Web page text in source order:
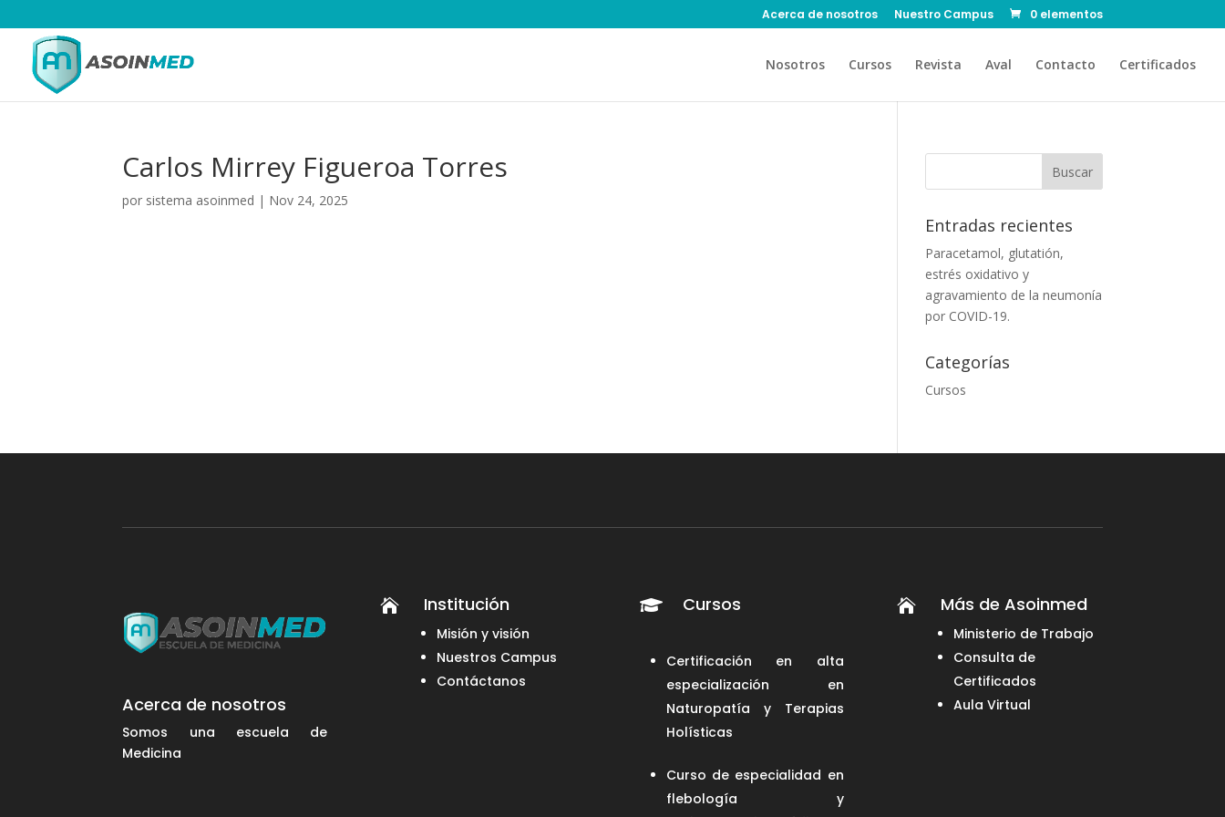
Acerca de nosotros Nuestro Campus 0 elementos
Nosotros Cursos Revista Aval Contacto Certificados
Carlos Mirrey Figueroa Torres
por sistema asoinmed | Nov 24, 2025
Entradas recientes
Paracetamol, glutatión,
estrés oxidativo y
agravamiento de la neumonía
por COVID-19.
Categorías
Cursos
Acerca de nosotros
Somos una escuela de
Medicina
 Institución
Misión y visión
Nuestros Campus
Contáctanos
 Cursos
Certificación en alta
especialización en
Naturopatía y Terapias
Holísticas
Curso de especialidad en
flebología y
 Más de Asoinmed
Ministerio de Trabajo
Consulta de
Certificados
Aula Virtual